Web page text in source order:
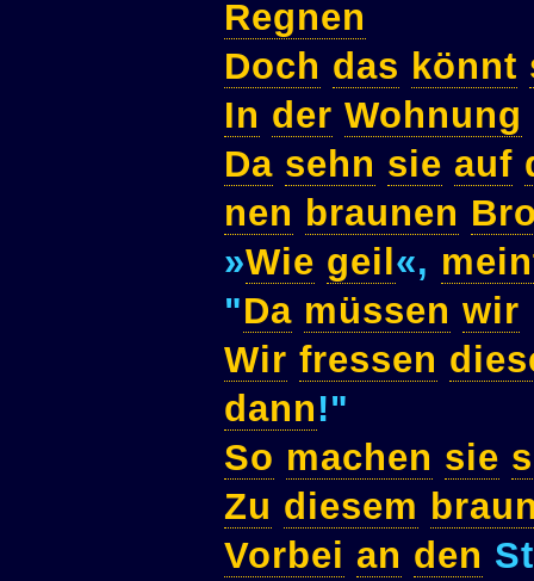
Regnen
Doch das könnt
In der Wohnung
Da sehn sie auf
nen braunen
»Wie geil «,
"Da müssen wir
Wir fressen
dann!"
So machen sie
Zu diesem
Vorbei an den